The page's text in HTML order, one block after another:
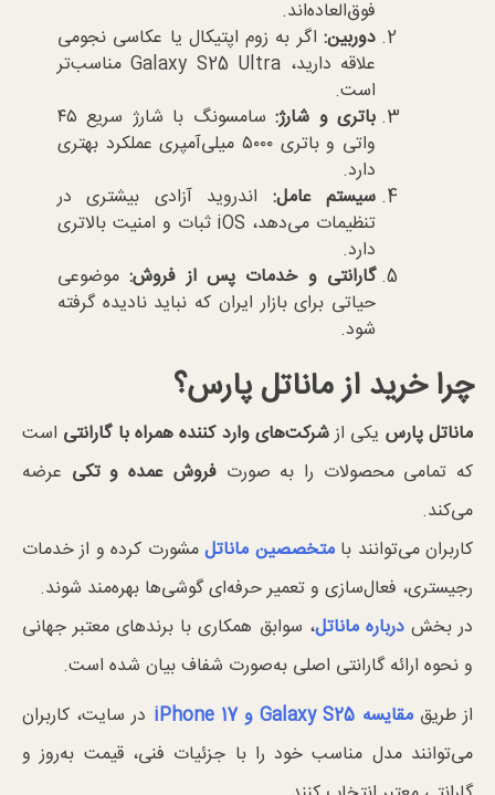
فوق‌العاده‌اند.
دوربین: اگر به زوم اپتیکال یا عکاسی نجومی
علاقه دارید، Galaxy S25 Ultra مناسب‌تر
است.
باتری و شارژ:
سامسونگ با شارژ سریع ۴۵
واتی و باتری ۵۰۰۰ میلی‌آمپری عملکرد بهتری
دارد.
سیستم عامل: اندروید آزادی بیشتری در
تنظیمات می‌دهد، iOS ثبات و امنیت بالاتری
دارد.
گارانتی و خدمات پس از فروش:موضوعی
حیاتی برای بازار ایران که نباید نادیده گرفته
شود.
چرا خرید از ماناتل پارس؟
ماناتل پارس یکی ازشرکت‌های وارد کننده همراه با گارانتی است
که تمامی محصولات را به صورتفروش عمده و تکی عرضه
می‌کند.
کاربران می‌توانند با متخصصین ماناتلمشورت کرده و از خدمات
رجیستری، فعال‌سازی و تعمیر حرفه‌ای گوشی‌ها بهره‌مند شوند.
در بخشدرباره ماناتل، سوابق همکاری با برندهای معتبر جهانی
و نحوه ارائه گارانتی اصلی به‌صورت شفاف بیان شده است.
از طریق مقایسه وiPhone 17
در سایت، کاربران
می‌توانند مدل مناسب خود را با جزئیات فنی، قیمت به‌روز و